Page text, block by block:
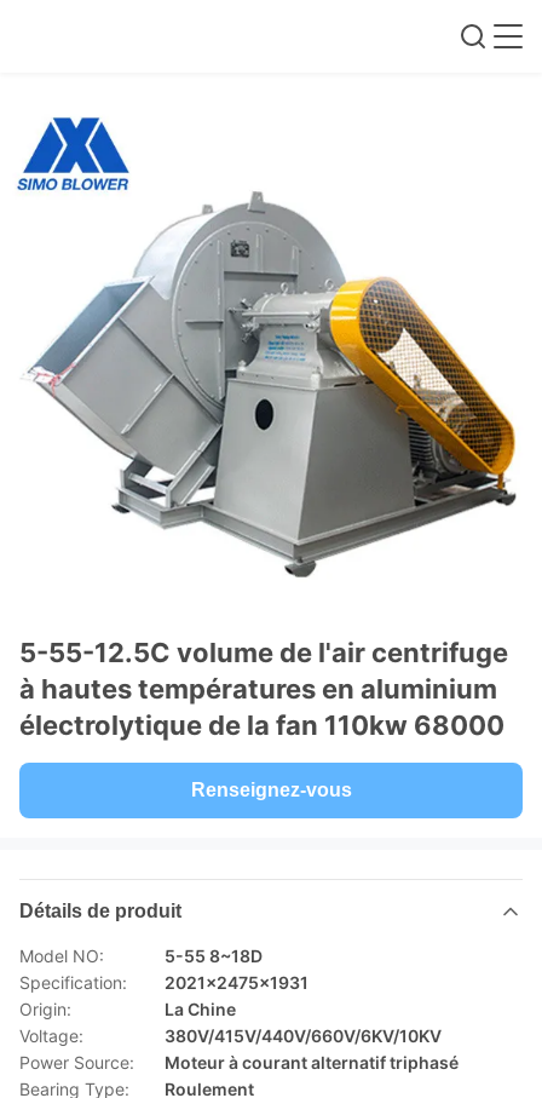
5-55-12.5C volume de l'air centrifuge
à hautes températures en aluminium
électrolytique de la fan 110kw 68000
Renseignez-vous
Détails de produit
Model NO:
5-55 8~18D
Specification:
2021x2475x1931
Origin:
La Chine
Voltage:
380V/415V/440V/660V/6KV/10KV
Power Source:
Moteur à courant alternatif triphasé
Bearing Type:
Roulement